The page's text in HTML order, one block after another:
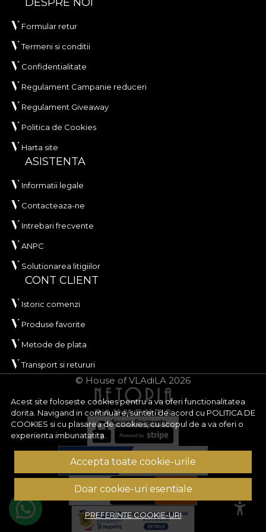
adezivului propriu in aplicarea tapetului. In acest
rapid, sigur si eficient, care se ridica la cele mai inalte
standarde de calitate.
Acest site foloseste cookies pentru a va oferi functionalitatea
dorita. Navigand in continuare, sunteti de acord cu POLITICA DE
COOKIES si cu plasarea de cookies, cu scopul de a va oferi o
experienta imbunatatita.
Accepta toate cookie-urile
Doar cookie-uri esentiale
PREFERINTE COOKIE-URI
Formular retur
Termeni si conditii
Confidentialitate
Regulament Campanie reduceri
Regulament Giveaway
Politica de Cookies
Harta site
ASISTENTA
Informatii legale
Contacteaza-ne
Intrebari frecvente
ANPC
Solutionarea litigiilor
CONT CLIENT
Istoric comenzi
Produse favorite
Metode de plata
Transport si retururi
© House of VLAdiLA 2026